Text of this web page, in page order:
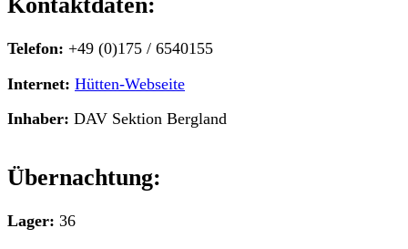
Telefon: +49 (0)175 / 6540155
Internet: Hütten-Webseite
Inhaber: DAV Sektion Bergland
Übernachtung:
Lager: 36